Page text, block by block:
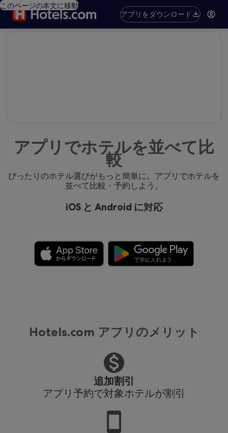
このページの本文に移動
アプリをダウンロード
アプリでホテルを並べて比
較
ぴったりのホテル選びがもっと簡単に。アプリでホテルを
並べて比較・予約しよう。
iOS と Android に対応
Hotels.com アプリのメリット
追加割引
アプリ予約で対象ホテルが割引